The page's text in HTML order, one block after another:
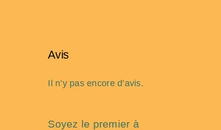
Avis
Il n’y pas encore d’avis.
Soyez le premier à